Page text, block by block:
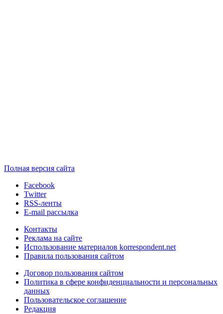
Полная версия сайта
Facebook
Twitter
RSS-ленты
E-mail рассылка
Контакты
Реклама на сайте
Использование материалов korrespondent.net
Правила пользования сайтом
Договор пользования сайтом
Политика в сфере конфиденциальности и персональных
данных
Пользовательское соглашение
Редакция